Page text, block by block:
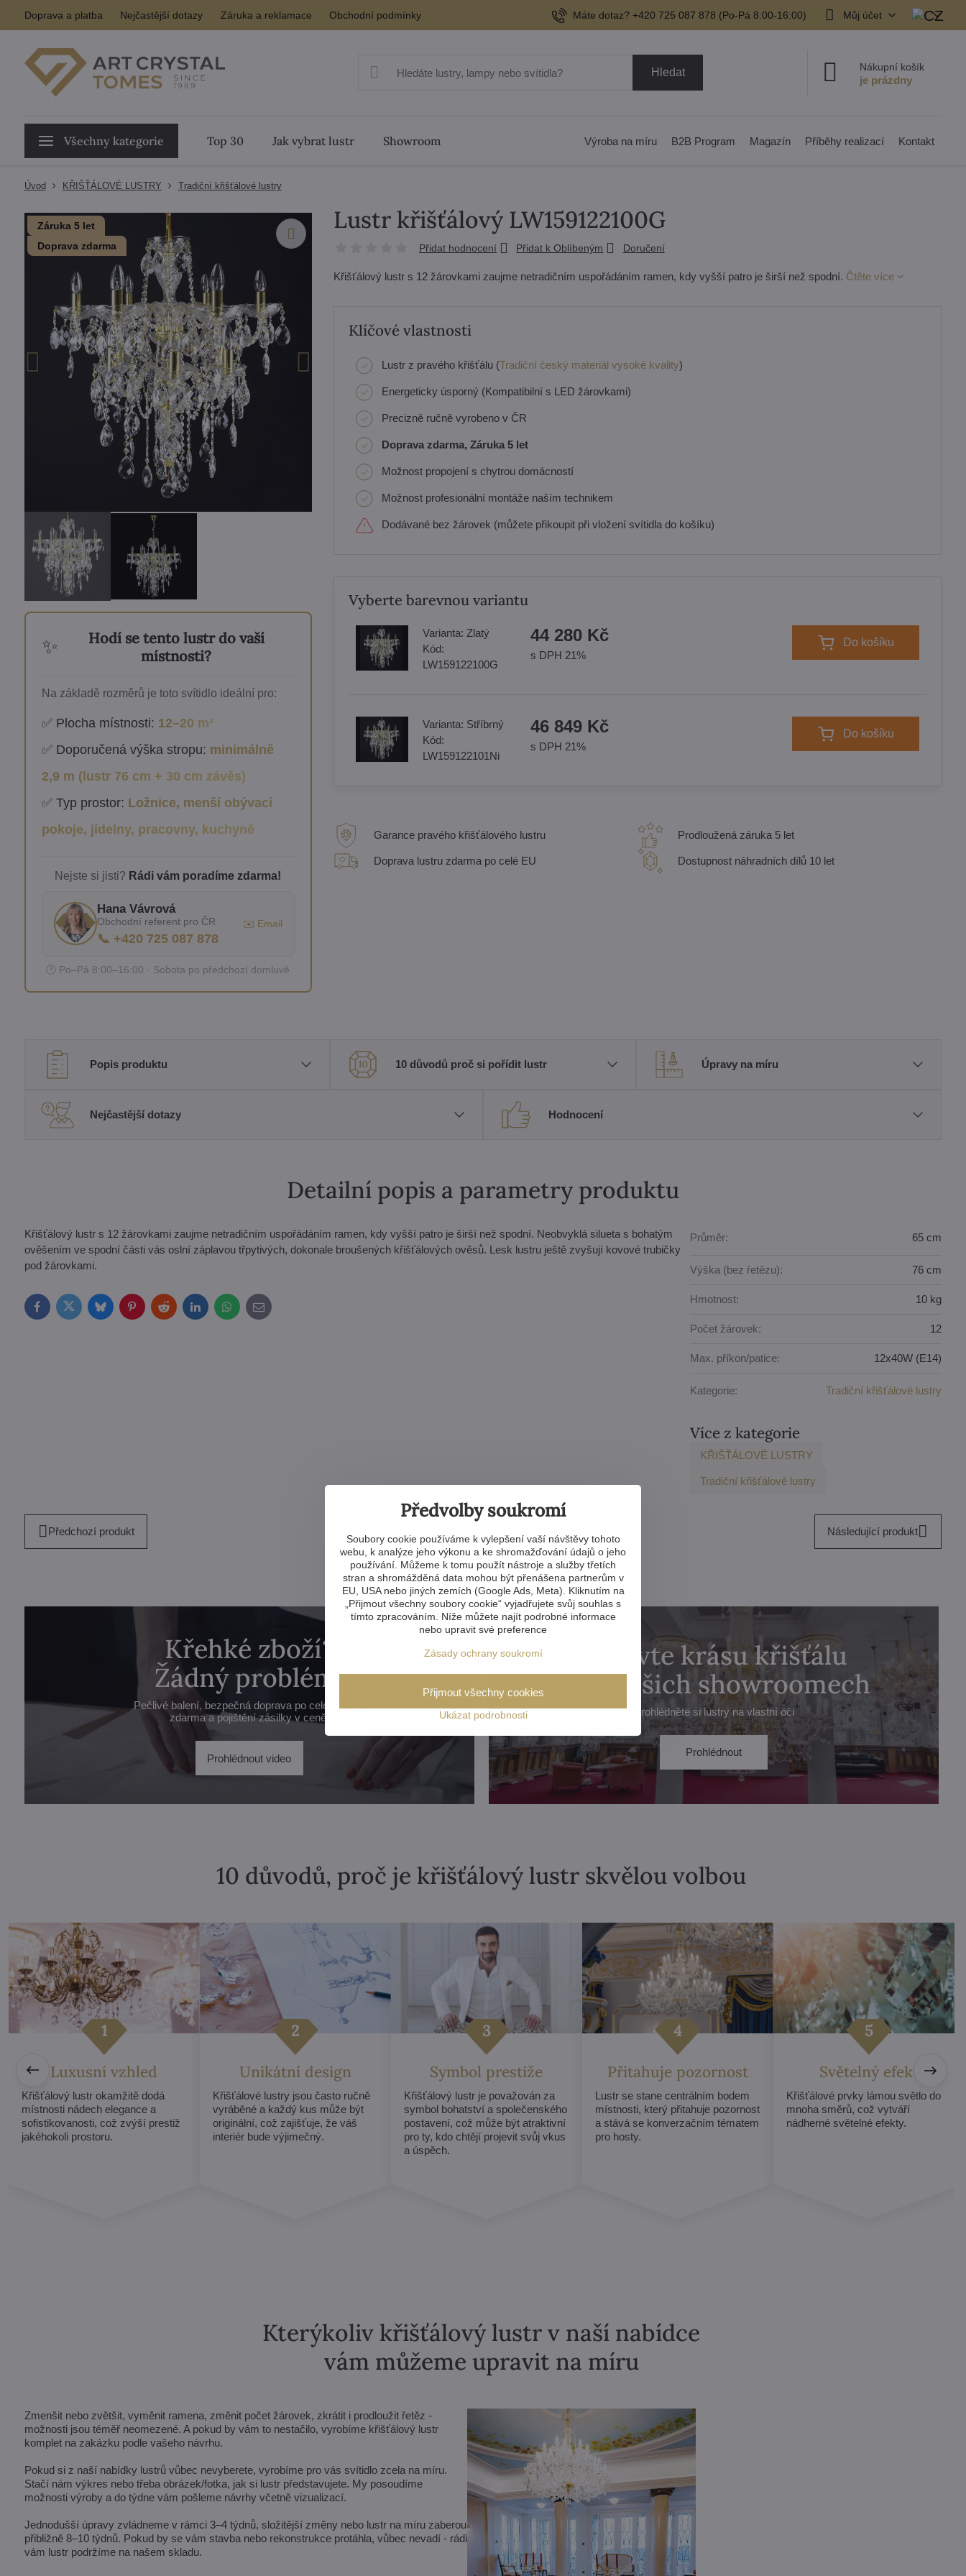
Doprava a platba Nejčastější dotazy Záruka a reklamace Obchodní podmínky Máte dotaz? +420 725 087 878​ (Po-Pá 8:00-16:00) Můj účet
Hledat Nákupní košík
Všechny kategorie Top 30 Jak vybrat lustr Showroom Výroba na míru B2B Program Magazín Příběhy realizací Kontakt
Úvod KŘIŠŤÁLOVÉ LUSTRY Tradiční křišťálové lustry
Záruka 5 let
Doprava zdarma
✨
Hodí se tento lustr do vaší
místnosti?
Na základě rozměrů je toto svítidlo ideální pro:
✅ Plocha místnosti: 12–20 m²
✅ Doporučená výška stropu: minimálně
2,9 m (lustr 76 cm + 30 cm závěs)
✅ Typ prostor: Ložnice, menší obývací
pokoje, jídelny, pracovny, kuchyně
Nejste si jisti? Rádi vám poradíme zdarma!
Hana Vávrová
Obchodní referent pro ČR
📞 +420 725 087 878
✉️ Email
🕐 Po–Pá 8:00–16:00 · Sobota po předchozí domluvě
Lustr křišťálový LW159122100G
Přidat hodnocení Přidat k Oblíbeným Doručení
Křišťálový lustr s 12 žárovkami zaujme netradičním uspořádáním ramen, kdy vyšší patro je širší než spodní. Čtěte více
Klíčové vlastnosti
Lustr z pravého křišťálu (Tradiční český materiál vysoké kvality)
Energeticky úsporný (Kompatibilní s LED žárovkami)
Precizně ručně vyrobeno v ČR
Doprava zdarma, Záruka 5 let
Možnost propojení s chytrou domácností
Možnost profesionální montáže naším technikem
Dodávané bez žárovek (můžete přikoupit při vložení svítidla do košíku)
Vyberte barevnou variantu
Varianta: Zlatý
Kód:
LW159122100G
44 280 Kč
s DPH 21%
Do košíku
Varianta: Stříbrný
Kód:
LW159122101Ni
46 849 Kč
s DPH 21%
Do košíku
Garance pravého křišťálového lustru
Doprava lustru zdarma po celé EU
Prodloužená záruka 5 let
Dostupnost náhradních dílů 10 let
Popis produktu 10 důvodů proč si pořídit lustr Úpravy na míru
Nejčastější dotazy Hodnocení
Detailní popis a parametry produktu
Křišťálový lustr s 12 žárovkami zaujme netradičním uspořádáním ramen, kdy vyšší patro je širší než spodní. Neobvyklá silueta s bohatým
ověšením ve spodní části vás oslní záplavou třpytivých, dokonale broušených křišťálových ověsů. Lesk lustru ještě zvyšují kovové trubičky
pod žárovkami.
FacebookTwitterBlueskyPinterestRedditLinkedInWhatsApp
E-
mail
Průměr: 65 cm
Výška (bez řetězu): 76 cm
Hmotnost: 10 kg
Počet žárovek: 12
Max. příkon/patice: 12x40W (E14)
Kategorie: Tradiční křišťálové lustry
Více z kategorie
KŘIŠŤÁLOVÉ LUSTRY
Tradiční křišťálové lustry
Předchozí produkt Následující produkt
Křehké zboží?
Žádný problém!
Pečlivé balení, bezpečná doprava po celé Evropě
zdarma a pojištění zásilky v ceně.
Prohlédnout video
Objevte krásu křišťálu
ve 3 našich showroomech
Prohlédněte si lustry na vlastní oči
Prohlédnout
10 důvodů, proč je křišťálový lustr skvělou volbou
Luxusní vzhled
Křišťálový lustr okamžitě dodá
místnosti nádech elegance a
sofistikovanosti, což zvýší prestiž
jakéhokoli prostoru.
Unikátní design
Křišťálové lustry jsou často ručně
vyráběné a každý kus může být
originální, což zajišťuje, že váš
interiér bude výjimečný.
Symbol prestiže
Křišťálový lustr je považován za
symbol bohatství a společenského
postavení, což může být atraktivní
pro ty, kdo chtějí projevit svůj vkus
a úspěch.
Přitahuje pozornost
Lustr se stane centrálním bodem
místnosti, který přitahuje pozornost
a stává se konverzačním tématem
pro hosty.
Světelný efekt
Křišťálové prvky lámou světlo do
mnoha směrů, což vytváří
nádherné světelné efekty.
Kterýkoliv křišťálový lustr v naší nabídce
vám můžeme upravit na míru
Zmenšit nebo zvětšit, vyměnit ramena, změnit počet žárovek, zkrátit i prodloužit řetěz -
možnosti jsou téměř neomezené. A pokud by vám to nestačilo, vyrobíme křišťálový lustr
komplet na zakázku podle vašeho návrhu.
Pokud si z naší nabídky lustrů vůbec nevyberete, vyrobíme pro vás svítidlo zcela na míru.
Stačí nám výkres nebo třeba obrázek/fotka, jak si lustr představujete. My posoudíme
možnosti výroby a do týdne vám pošleme návrhy včetně vizualizací.
Jednodušší úpravy zvládneme v rámci 3–4 týdnů, složitější změny nebo lustr na míru zaberou
přibližně 8–10 týdnů. Pokud by se vám stavba nebo rekonstrukce protáhla, vůbec nevadí - rádi
vám lustr podržíme na našem skladu.
Předvolby soukromí
Soubory cookie používáme k vylepšení vaší návštěvy tohoto
webu, k analýze jeho výkonu a ke shromažďování údajů o jeho
používání. Můžeme k tomu použít nástroje a služby třetích
stran a shromážděná data mohou být přenášena partnerům v
EU, USA nebo jiných zemích (Google Ads, Meta). Kliknutím na
„Přijmout všechny soubory cookie“ vyjadřujete svůj souhlas s
tímto zpracováním. Níže můžete najít podrobné informace
nebo upravit své preference
Zásady ochrany soukromí
Ukázat podrobnosti
Přijmout všechny cookies